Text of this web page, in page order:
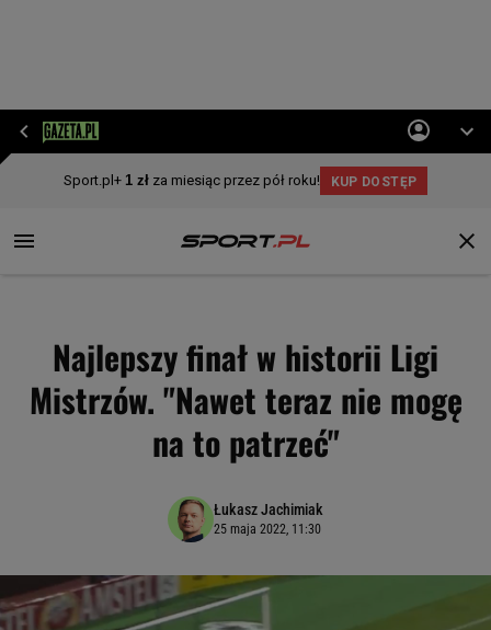
Najlepszy finał w historii Ligi
Mistrzów. "Nawet teraz nie mogę
na to patrzeć"
Łukasz Jachimiak
25 maja 2022, 11:30